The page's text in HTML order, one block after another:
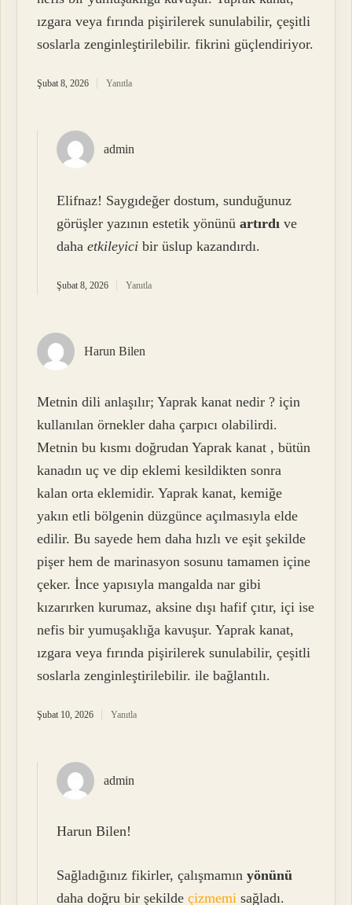
ızgara veya fırında pişirilerek sunulabilir, çeşitli
soslarla zenginleştirilebilir. fikrini güçlendiriyor.
Şubat 8, 2026 Yanıtla
admin
Elifnaz! Saygıdeğer dostum, sunduğunuz
görüşler yazının estetik yönünüartırdı ve
dahaetkileyici bir üslup kazandırdı.
Şubat 8, 2026 Yanıtla
Harun Bilen
Metnin dili anlaşılır; Yaprak kanat nedir ? için
kullanılan örnekler daha çarpıcı olabilirdi.
Metnin bu kısmı doğrudan Yaprak kanat , bütün
kanadın uç ve dip eklemi kesildikten sonra
kalan orta eklemidir. Yaprak kanat, kemiğe
yakın etli bölgenin düzgünce açılmasıyla elde
edilir. Bu sayede hem daha hızlı ve eşit şekilde
pişer hem de marinasyon sosunu tamamen içine
çeker. İnce yapısıyla mangalda nar gibi
kızarırken kurumaz, aksine dışı hafif çıtır, içi ise
nefis bir yumuşaklığa kavuşur. Yaprak kanat,
ızgara veya fırında pişirilerek sunulabilir, çeşitli
soslarla zenginleştirilebilir. ile bağlantılı.
Şubat 10, 2026 Yanıtla
admin
Harun Bilen!
Sağladığınız fikirler, çalışmamınyönünü
daha doğru bir şekildeçizmemi sağladı.